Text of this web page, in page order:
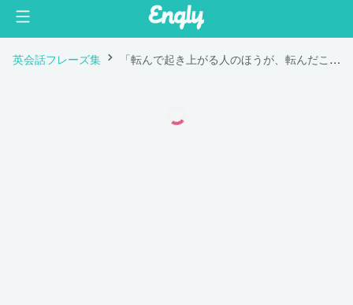
英会話フレーズ集 「転んで起き上がる人のほうが、転んだことがない人よりもずっと強い。」は英語で "The one who falls and gets up is so much stronger than the one who never fell."